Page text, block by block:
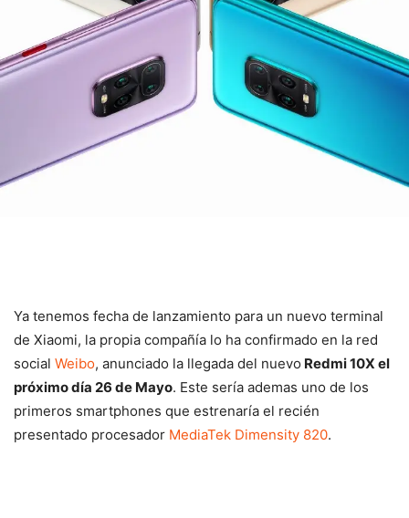
Ya tenemos fecha de lanzamiento para un nuevo terminal
de Xiaomi, la propia compañía lo ha confirmado en la red
social Weibo, anunciado la llegada del nuevo Redmi 10X el
próximo día 26 de Mayo. Este sería ademas uno de los
primeros smartphones que estrenaría el recién
presentado procesador MediaTek Dimensity 820.